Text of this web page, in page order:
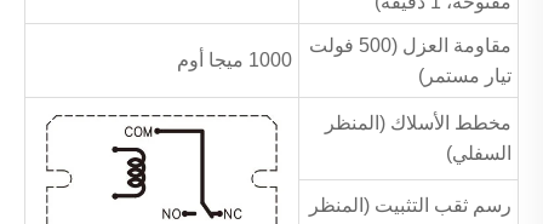
مقاومة العزل (500 فولت
تيار مستمر)
1000 ميجا أوم
مخطط الأسلاك (المنظر
السفلي)
رسم ثقب التثبيت (المنظر